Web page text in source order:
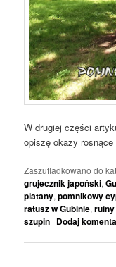
W drugiej części
opiszę okazy
Zaszufladkowano do
grujecznik japoński,
platany,pomnikowy
ratusz w Gubinie,ruiny
szupin | Dodaj